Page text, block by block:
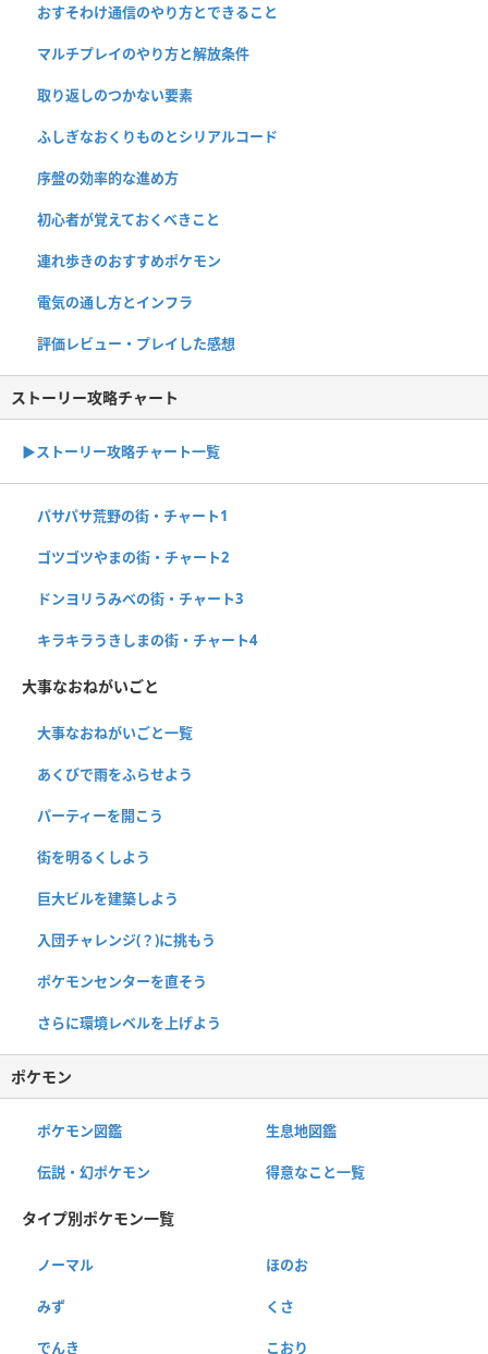
おすそわけ通信のやり方とできること
マルチプレイのやり方と解放条件
取り返しのつかない要素
ふしぎなおくりものとシリアルコード
序盤の効率的な進め方
初心者が覚えておくべきこと
連れ歩きのおすすめポケモン
電気の通し方とインフラ
評価レビュー・プレイした感想
ストーリー攻略チャート
▶ストーリー攻略チャート一覧
パサパサ荒野の街・チャート1
ゴツゴツやまの街・チャート2
ドンヨリうみべの街・チャート3
キラキラうきしまの街・チャート4
大事なおねがいごと
大事なおねがいごと一覧
あくびで雨をふらせよう
パーティーを開こう
街を明るくしよう
巨大ビルを建築しよう
入団チャレンジ(？)に挑もう
ポケモンセンターを直そう
さらに環境レベルを上げよう
ポケモン
ポケモン図鑑 生息地図鑑
伝説・幻ポケモン 得意なこと一覧
タイプ別ポケモン一覧
ノーマル ほのお
みず くさ
でんき こおり